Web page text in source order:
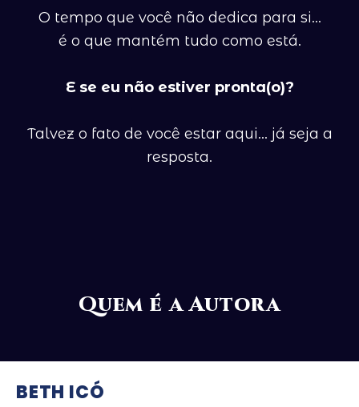
O tempo que você não dedica para si…
é o que mantém tudo como está.
E se eu não estiver pronta(o)?
Talvez o fato de você estar aqui… já seja a
resposta.
Quem é a Autora
BETH ICÓ